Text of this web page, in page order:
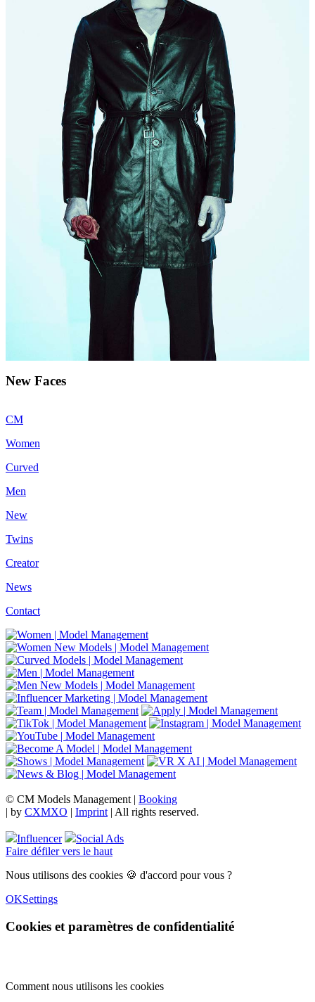
New Faces
CM
Women
Curved
Men
New
Twins
Creator
News
Contact
© CM Models Management | Booking
| by CXMXO | Imprint | All rights reserved.
Influencer
Social Ads
Faire défiler vers le haut
Nous utilisons des cookies 🍪 d'accord pour vous ?
OKSettings
Cookies et paramètres de confidentialité
Comment nous utilisons les cookies